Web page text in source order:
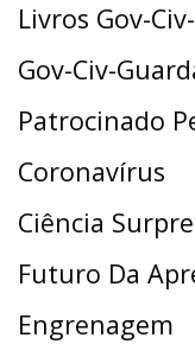
Livros Gov-
Gov-Civ-
Patrocinado
Coronavírus
Ciência
Futuro Da
Engrenagem